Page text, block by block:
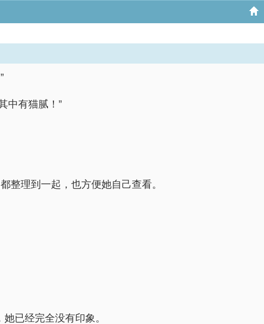
中有猫腻！”
整理到一起，也方便她自己查看。
已经完全没有印象。